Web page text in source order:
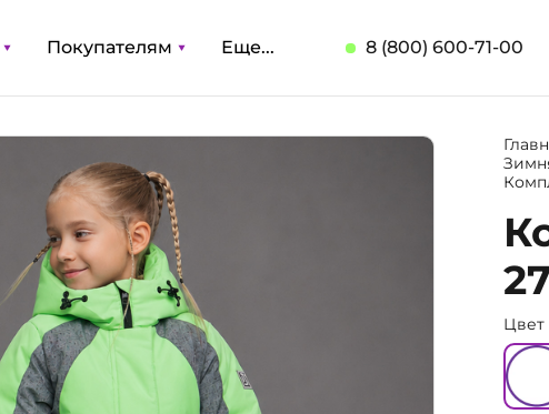
Покупателям Еще... 8 (800) 600-71-00
Цвет